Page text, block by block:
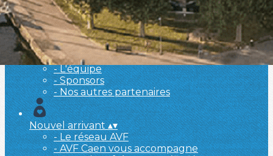
L'association▴▾
- L'association
- Brochure
- L'équipe
- Sponsors
- Nos autres partenaires
Nouvel arrivant▴▾
- Le réseau AVF
- AVF Caen vous accompagne